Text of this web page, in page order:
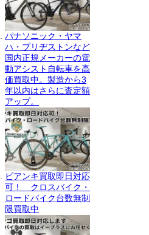
パナソニック・ヤマ
ハ・ブリヂストンなど
国内正規メーカーの電
動アシスト自転車を高
価買取中。製造から3
年以内はさらに査定額
アップ。
ビアンキ買取即日対応
可！ クロスバイク・
ロードバイク台数無制
限買取中